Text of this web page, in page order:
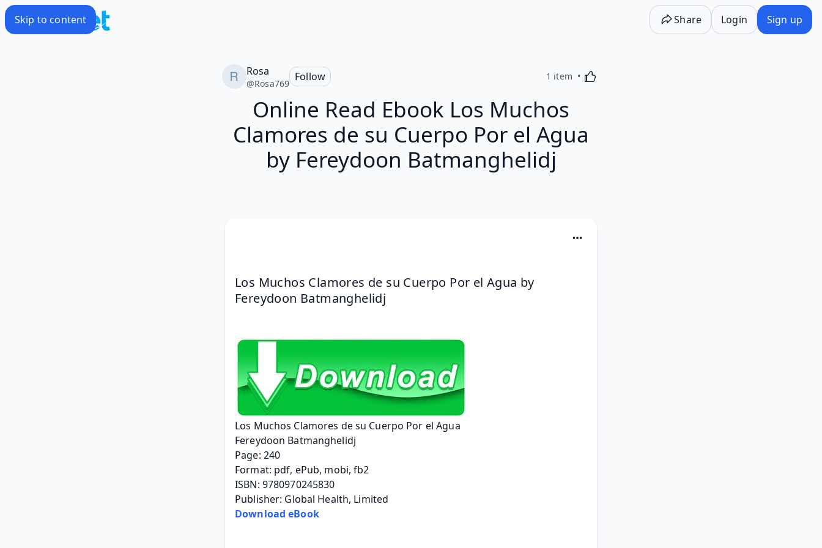
Skip to content Share Login Sign up
Rosa
@Rosa769
Follow 1 item Activating this element will cause content on the
Online Read Ebook Los Muchos
Clamores de su Cuerpo Por el Agua
by Fereydoon Batmanghelidj
Los Muchos Clamores de su Cuerpo Por el Agua by
Fereydoon Batmanghelidj
Los Muchos Clamores de su Cuerpo Por el Agua
Fereydoon Batmanghelidj
Page: 240
Format: pdf, ePub, mobi, fb2
ISBN: 9780970245830
Publisher: Global Health, Limited
Download eBook